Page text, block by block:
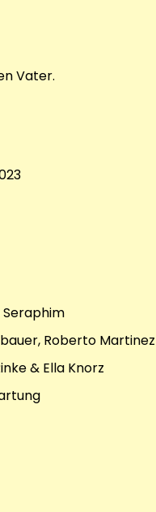
Vater.
Seraphim
Roberto Martinez
& Ella Knorz